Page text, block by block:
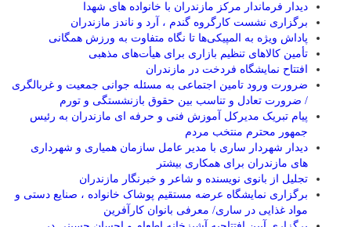
دیدار فرماندار مرکز مازندران با خانواده های شهدا
برگزاری نشست کارگروه گندم ، آرد و ناندز مازندران
پاداش ویژه به المپیکی‌ها تا نگاه متفاوت به ورزش همگانی
تأمین کالاهای تنظیم بازاری برای هیأت‌های مذهبی
افتتاح نمایشگاه فردخت در مازندران
ضرورت ورود تامین اجتماعی به مسئله جوانی جمعیت و غربالگری
/ ضرورت تعادل و تناسب بین حقوق بازنشستگی و تورم
پیام تبریک مدیرکل آموزش فنی و حرفه ای مازندران به رئیس
جمهور محترم منتخب مردم
دیدار شهردار ساری با مدیر عامل سازمان همیاری و شهرداری
های مازندران برای همکاری بیشتر
تجلیل از بانوی نویسنده و شاعر و خبرنگار مازندران
برگزاری نمایشگاه عرضه مستقیم پوشاک خانواده ، صنایع دستی و
مواد غذایی در ساری/ معرفی بانوان کارآفرین